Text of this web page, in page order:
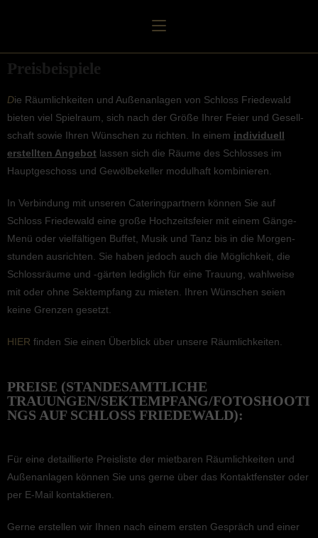
Preis­bei­spiele
Die Räumlich­kei­ten und Außen­an­la­gen von Schloss Friedewald
bieten viel Spiel­raum, sich nach der Größe Ihrer Feier und Gesell­
schaft sowie Ihren Wünschen zu richten. In einem indivi­du­ell
erstell­ten Angebot lassen sich die Räume des Schlos­ses im
Haupt­ge­schoss und Gewöl­be­kel­ler modul­haft kombinieren.
In Verbin­dung mit unseren Catering­part­nern können Sie auf
Schloss Friedewald eine große Hochzeits­feier mit einem Gänge-
Menü oder vielfäl­ti­gen Buffet, Musik und Tanz bis in die Morgen­
stun­den ausrich­ten. Sie haben jedoch auch die Möglich­keit, die
Schloss­räume und ‑gärten ledig­lich für eine Trauung, wahlweise
mit oder ohne Sektemp­fang zu mieten. Ihren Wünschen seien
keine Grenzen gesetzt.
HIER finden Sie einen Überblick über unsere Räumlichkeiten.
PREISE (STANDESAMTLICHE
TRAUUNGEN/SEKTEMPFANG/FOTOSHOOTI
NGS AUF SCHLOSS FRIEDEWALD):
Für eine detail­lierte Preis­liste der mietba­ren Räumlich­kei­ten und
Außen­an­la­gen können Sie uns gerne über das Kontakt­fens­ter oder
per E‑Mail kontaktieren.
Gerne erstel­len wir Ihnen nach einem ersten Gespräch und einer